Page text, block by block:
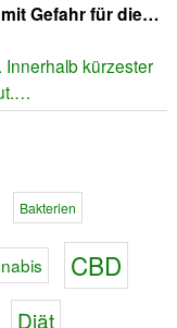
Gefahr für die…
Innerhalb kürzester
Bakterien
CBD
Diät